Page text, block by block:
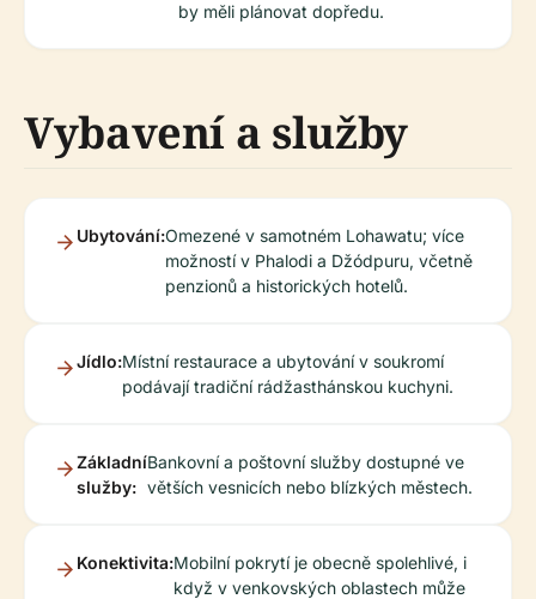
by měli plánovat dopředu.
Vybavení a služby
Ubytování:Omezené v samotném Lohawatu; více
možností v Phalodi a Džódpuru, včetně
penzionů a historických hotelů.
Jídlo:Místní restaurace a ubytování v soukromí
podávají tradiční rádžasthánskou kuchyni.
Základní
služby:
Bankovní a poštovní služby dostupné ve
větších vesnicích nebo blízkých městech.
Konektivita:Mobilní pokrytí je obecně spolehlivé, i
když v venkovských oblastech může